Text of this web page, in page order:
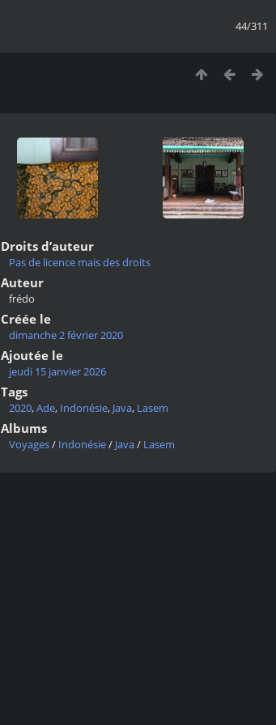
44/311
Droits d’auteur
Pas de licence mais des droits
Auteur
frédo
Créée le
dimanche 2 février 2020
Ajoutée le
jeudi 15 janvier 2026
Tags
2020,Ade, Indonésie, Java, Lasem
Albums
Voyages/ Indonésie/ Java/ Lasem